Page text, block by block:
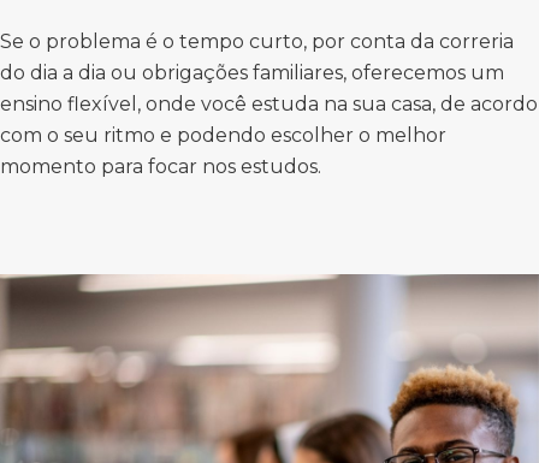
Se o problema é o tempo curto, por conta da correria
do dia a dia ou obrigações familiares, oferecemos um
ensino flexível, onde você estuda na sua casa, de acordo
com o seu ritmo e podendo escolher o melhor
momento para focar nos estudos.